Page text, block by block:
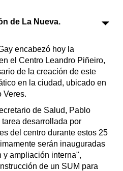
Útiles
Edictos
de La Nueva.
encabezó hoy la
el Centro Leandro Piñeiro,
de la creación de este
en la ciudad, ubicado en
Veres.
de Salud, Pablo
desarrollada por
del centro durante estos 25
serán inauguradas
y ampliación interna",
de un SUM para